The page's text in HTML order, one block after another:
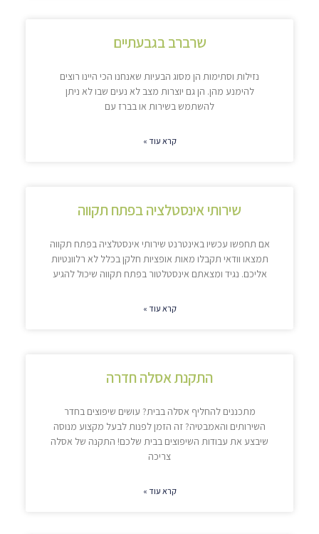
שרברב בגבעתיים
נזילות וסתימות הן מסוג הבעיות שאנחנו הכי היינו רוצים
להימנע מהן. הן גם יוצרות מצב לא נעים שבו לא ניתן
להשתמש בשירות או בברז עם
קרא עוד »
שירותי אינסטלציה בפתח תקווה
אם תחפשו עכשיו באינטרנט שירותי אינסטלציה בפתח תקווה
תמצאו וודאי תקבלו מאות אופציות חלקן בכלל לא רלוונטיות
אליכם. נגיד ומצאתם אינסטלטור בפתח תקווה שיכול להגיע
קרא עוד »
התקנת אסלה חדרה
מתכננים להחליף אסלה בבית? עושים שיפוצים בחדר
השירותים והאמבטיה? זה הזמן לפנות לבעל מקצוע מנוסה
שיבצע את עבודות השיפוצים בבית שלכם! התקנה של אסלה
צריכה
קרא עוד »